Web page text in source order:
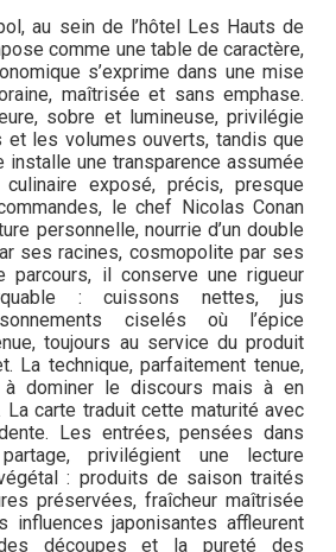
au sein de l’hôtel Les Hauts de
comme une table de caractère,
s’exprime dans une mise
maîtrisée et sans emphase.
sobre et lumineuse, privilégie
et les volumes ouverts, tandis que
installe une transparence assumée
exposé, précis, presque
le chef Nicolas Conan
personnelle, nourrie d’un double
ses racines, cosmopolite par ses
parcours, il conserve une rigueur
: cuissons nettes, jus
ciselés où l’épice
toujours au service du produit
La technique, parfaitement tenue,
à dominer le discours mais à en
carte traduit cette maturité avec
Les entrées, pensées dans
privilégient une lecture
: produits de saison traités
préservées, fraîcheur maîtrisée
influences japonisantes affleurent
découpes et la pureté des